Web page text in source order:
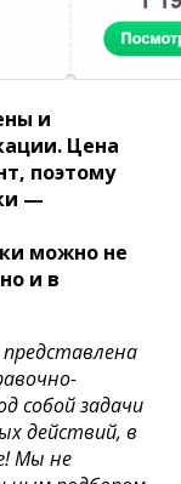
и
Цена
поэтому
—
можно не
и в
собой задачи
действий, в
Мы не